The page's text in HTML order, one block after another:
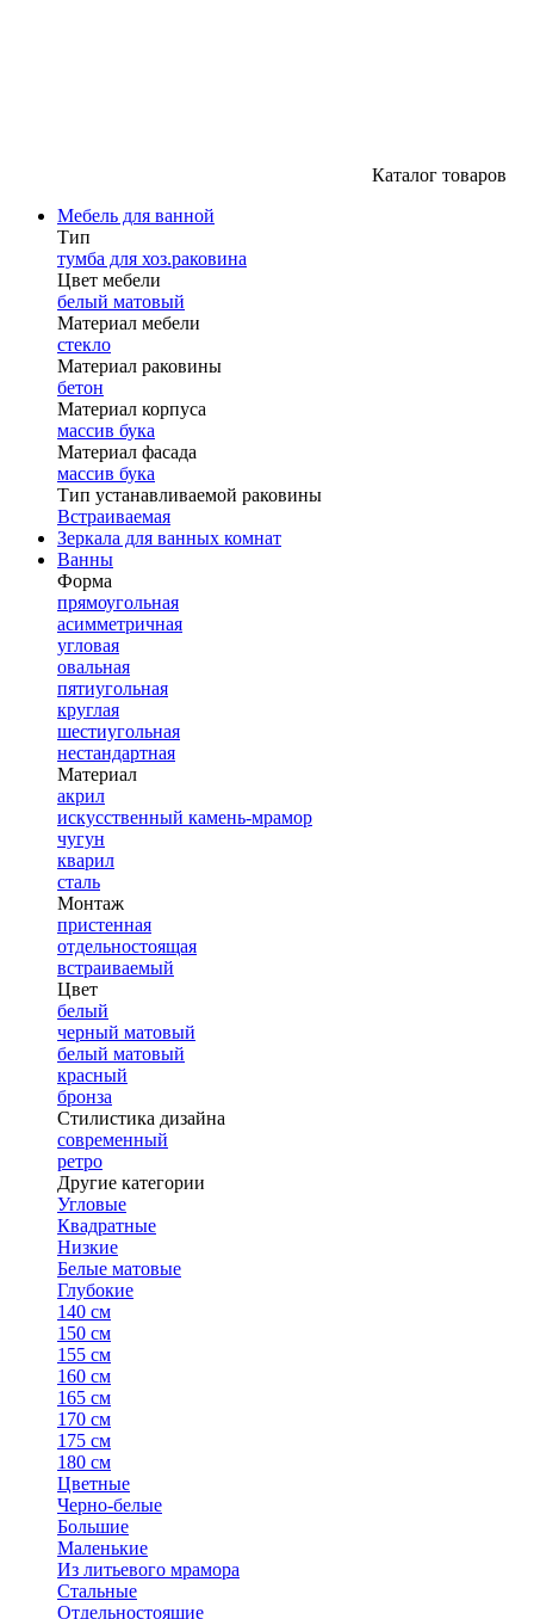
Каталог товаров
Мебель для ванной
Тип
тумба для хоз.раковина
Цвет мебели
белый матовый
Материал мебели
стекло
Материал раковины
бетон
Материал корпуса
массив бука
Материал фасада
массив бука
Тип устанавливаемой раковины
Встраиваемая
Зеркала для ванных комнат
Ванны
Форма
прямоугольная
асимметричная
угловая
овальная
пятиугольная
круглая
шестиугольная
нестандартная
Материал
акрил
искусственный камень-мрамор
чугун
кварил
сталь
Монтаж
пристенная
отдельностоящая
встраиваемый
Цвет
белый
черный матовый
белый матовый
красный
бронза
Стилистика дизайна
современный
ретро
Другие категории
Угловые
Квадратные
Низкие
Белые матовые
Глубокие
140 см
150 см
155 см
160 см
165 см
170 см
175 см
180 см
Цветные
Черно-белые
Большие
Маленькие
Из литьевого мрамора
Стальные
Отдельностоящие